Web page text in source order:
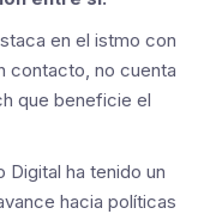
en el istmo con
contacto, no cuenta
que beneficie el
Digital ha tenido un
hacia políticas